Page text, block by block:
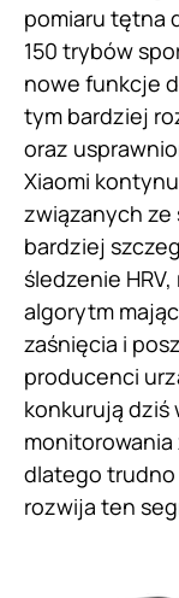
pomiaru tętna
150 trybów
nowe funkcje
tym bardziej
oraz
Xiaomi
związanych ze
bardziej
śledzenie
algorytm
zaśnięcia i
producenci
konkurują dziś
dlatego trudno
rozwija ten